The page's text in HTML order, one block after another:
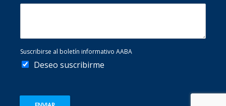
Suscribirse al boletín informativo AABA
Deseo suscribirme